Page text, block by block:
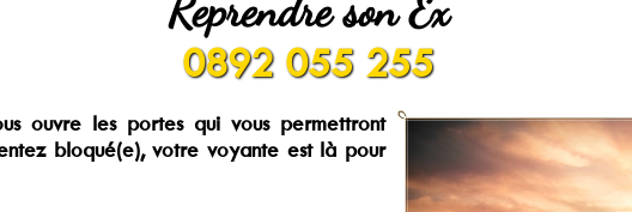
Reprendre son Ex
0892 055 255
ouvre les portes qui vous permettront
bloqué(e), votre voyante est là pour